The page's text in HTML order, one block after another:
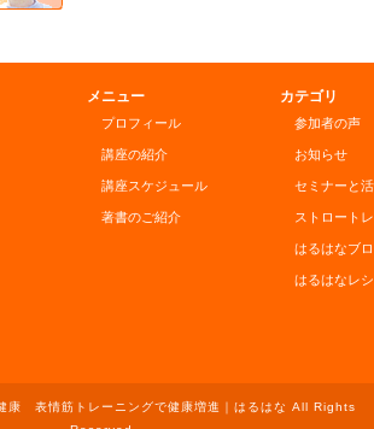
メニュー
プロフィール
講座の紹介
講座スケジュール
著書のご紹介
カテゴリ
参加者の声
お知らせ
セミナーと
ストロート
はるはなブ
はるはなレ
表情筋トレーニングで健康増進｜はるはな All Rights